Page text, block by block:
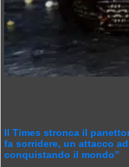
Il Times stronca il
fa sorridere, un attacco
conquistando il mondo”